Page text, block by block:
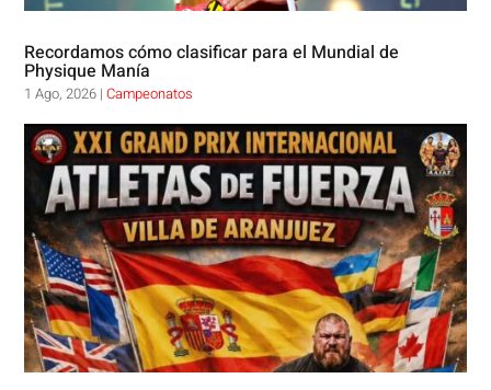
Recordamos cómo clasificar para el Mundial de
Physique Manía
1 Ago, 2026 |Campeonatos